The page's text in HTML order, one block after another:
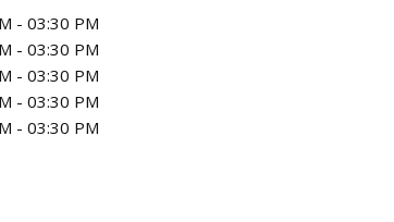
- 03:30 PM
- 03:30 PM
- 03:30 PM
- 03:30 PM
- 03:30 PM